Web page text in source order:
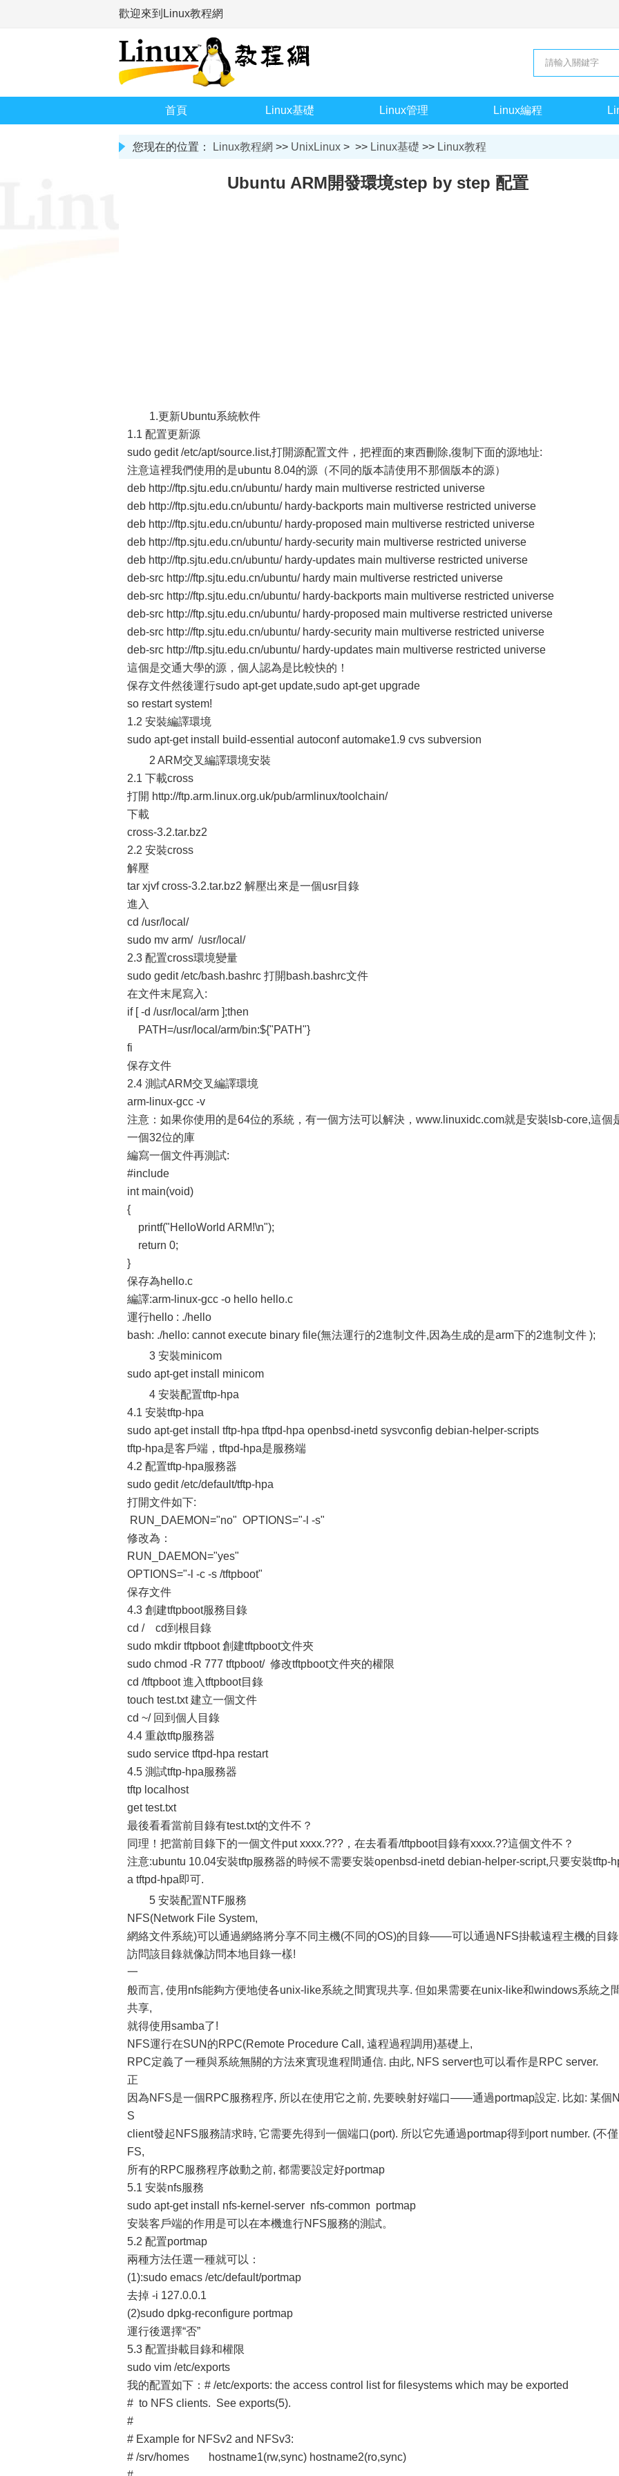
歡迎來到Linux教程網
首頁 Linux基礎 Linux管理 Linux編程
您现在的位置： Linux教程網 >> UnixLinux > >> Linux基礎 >> Linux教程
Ubuntu ARM開發環境step by step 配置
1.更新Ubuntu系統軟件
1.1 配置更新源
sudo gedit /etc/apt/source.list,打開源配置文件，把裡面的東西刪除,復制下面的源地址:
注意這裡我們使用的是ubuntu 8.04的源（不同的版本請使用不那個版本的源）
deb http://ftp.sjtu.edu.cn/ubuntu/ hardy main multiverse restricted universe
deb http://ftp.sjtu.edu.cn/ubuntu/ hardy-backports main multiverse restricted universe
deb http://ftp.sjtu.edu.cn/ubuntu/ hardy-proposed main multiverse restricted universe
deb http://ftp.sjtu.edu.cn/ubuntu/ hardy-security main multiverse restricted universe
deb http://ftp.sjtu.edu.cn/ubuntu/ hardy-updates main multiverse restricted universe
deb-src http://ftp.sjtu.edu.cn/ubuntu/ hardy main multiverse restricted universe
deb-src http://ftp.sjtu.edu.cn/ubuntu/ hardy-backports main multiverse restricted universe
deb-src http://ftp.sjtu.edu.cn/ubuntu/ hardy-proposed main multiverse restricted universe
deb-src http://ftp.sjtu.edu.cn/ubuntu/ hardy-security main multiverse restricted universe
deb-src http://ftp.sjtu.edu.cn/ubuntu/ hardy-updates main multiverse restricted universe
這個是交通大學的源，個人認為是比較快的！
保存文件然後運行sudo apt-get update,sudo apt-get upgrade
so restart system!
1.2 安裝編譯環境
sudo apt-get install build-essential autoconf automake1.9 cvs subversion
2 ARM交叉編譯環境安裝
2.1 下載cross
打開 http://ftp.arm.linux.org.uk/pub/armlinux/toolchain/
下載
cross-3.2.tar.bz2
2.2 安裝cross
解壓
tar xjvf cross-3.2.tar.bz2 解壓出來是一個usr目錄
進入
cd /usr/local/
sudo mv arm/ /usr/local/
2.3 配置cross環境變量
sudo gedit /etc/bash.bashrc 打開bash.bashrc文件
在文件末尾寫入:
if [ -d /usr/local/arm ];then
PATH=/usr/local/arm/bin:${"PATH"}
fi
保存文件
2.4 測試ARM交叉編譯環境
arm-linux-gcc -v
注意：如果你使用的是64位的系統，有一個方法可以解決，www.linuxidc.com就是安裝lsb-core,這個
一個32位的庫
編寫一個文件再測試:
#include
int main(void)
{
printf("HelloWorld ARM!\n");
return 0;
}
保存為hello.c
編譯:arm-linux-gcc -o hello hello.c
運行hello : ./hello
bash: ./hello: cannot execute binary file(無法運行的2進制文件,因為生成的是arm下的2進制文件 );
3 安裝minicom
sudo apt-get install minicom
4 安裝配置tftp-hpa
4.1 安裝tftp-hpa
sudo apt-get install tftp-hpa tftpd-hpa openbsd-inetd sysvconfig debian-helper-scripts
tftp-hpa是客戶端，tftpd-hpa是服務端
4.2 配置tftp-hpa服務器
sudo gedit /etc/default/tftp-hpa
打開文件如下:
RUN_DAEMON="no" OPTIONS="-l -s"
修改為：
RUN_DAEMON="yes"
OPTIONS="-l -c -s /tftpboot"
保存文件
4.3 創建tftpboot服務目錄
cd / cd到根目錄
sudo mkdir tftpboot 創建tftpboot文件夾
sudo chmod -R 777 tftpboot/ 修改tftpboot文件夾的權限
cd /tftpboot 進入tftpboot目錄
touch test.txt 建立一個文件
cd ~/ 回到個人目錄
4.4 重啟tftp服務器
sudo service tftpd-hpa restart
4.5 測試tftp-hpa服務器
tftp localhost
get test.txt
最後看看當前目錄有test.txt的文件不？
同理！把當前目錄下的一個文件put xxxx.???，在去看看/tftpboot目錄有xxxx.??這個文件不？
注意:ubuntu 10.04安裝tftp服務器的時候不需要安裝openbsd-inetd debian-helper-script,只要安裝tftp-
a tftpd-hpa即可.
5 安裝配置NTF服務
NFS(Network File System,
網絡文件系統)可以通過網絡將分享不同主機(不同的OS)的目錄——可以通過NFS掛載遠程主機的目
訪問該目錄就像訪問本地目錄一樣!
一
般而言, 使用nfs能夠方便地使各unix-like系統之間實現共享. 但如果需要在unix-like和windows系統之
共享,
就得使用samba了!
NFS運行在SUN的RPC(Remote Procedure Call, 遠程過程調用)基礎上,
RPC定義了一種與系統無關的方法來實現進程間通信. 由此, NFS server也可以看作是RPC server.
正
因為NFS是一個RPC服務程序, 所以在使用它之前, 先要映射好端口——通過portmap設定. 比如: 某個
S
client發起NFS服務請求時, 它需要先得到一個端口(port). 所以它先通過portmap得到port number. (不
FS,
所有的RPC服務程序啟動之前, 都需要設定好portmap
5.1 安裝nfs服務
sudo apt-get install nfs-kernel-server nfs-common portmap
安裝客戶端的作用是可以在本機進行NFS服務的測試。
5.2 配置portmap
兩種方法任選一種就可以：
(1):sudo emacs /etc/default/portmap
去掉 -i 127.0.0.1
(2)sudo dpkg-reconfigure portmap
運行後選擇“否”
5.3 配置掛載目錄和權限
sudo vim /etc/exports
我的配置如下：# /etc/exports: the access control list for filesystems which may be exported
# to NFS clients. See exports(5).
#
# Example for NFSv2 and NFSv3:
# /srv/homes hostname1(rw,sync) hostname2(ro,sync)